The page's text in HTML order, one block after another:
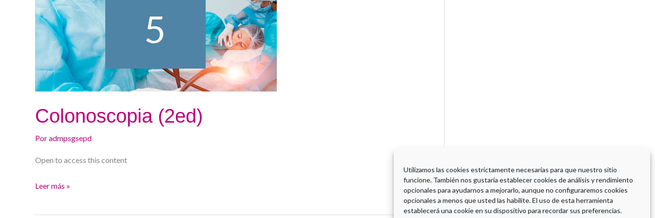
Utilizamos las cookies estrictamente necesarias para que nuestro sitio
funcione. También nos gustaría establecer cookies de análisis y rendimiento
opcionales para ayudarnos a mejorarlo, aunque no configuraremos cookies
opcionales a menos que usted las habilite. El uso de esta herramienta
establecerá una cookie en su dispositivo para recordar sus preferencias.
Colonoscopia (2ed)
Poradmpsgsepd
Open to access this content
Leer más »